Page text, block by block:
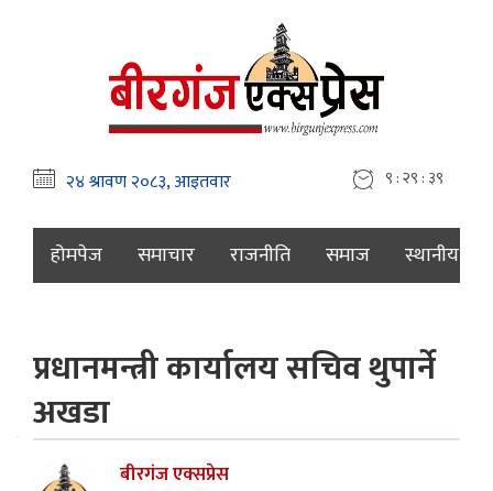
९ : २९ : ४०
होमपेज समाचार राजनीति समाज स्थानीय
प्रधानमन्त्री कार्यालय सचिव थुपार्ने
अखडा
बीरगंज एक्सप्रेस